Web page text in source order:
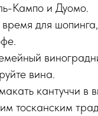
Кампо и Дуомо.
для
вина.
кантуччи в
тосканским